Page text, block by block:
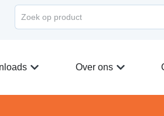
Over ons